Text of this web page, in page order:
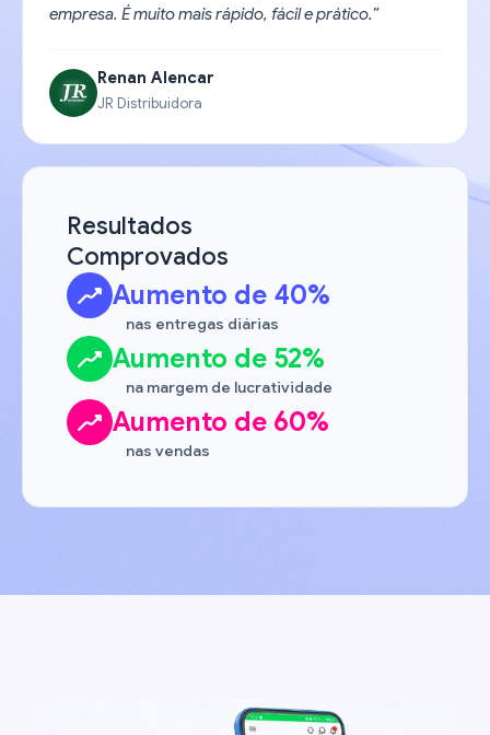
empresa. É muito mais rápido, fácil e prático.”
Renan Alencar
JR Distribuidora
Resultados
Comprovados
Aumento de 40%
nas entregas diárias
Aumento de 52%
na margem de lucratividade
Aumento de 60%
nas vendas